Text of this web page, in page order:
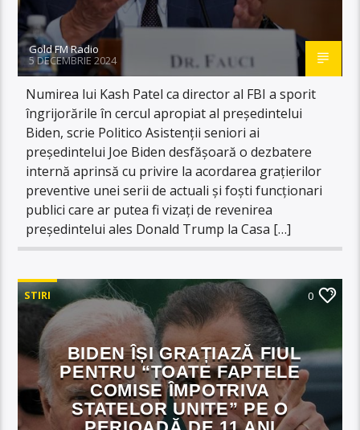
Gold FM Radio
5 DECEMBRIE 2024
Numirea lui Kash Patel ca director al FBI a sporit
îngrijorările în cercul apropiat al președintelui
Biden, scrie Politico Asistenții seniori ai
președintelui Joe Biden desfășoară o dezbatere
internă aprinsă cu privire la acordarea grațierilor
preventive unei serii de actuali și foști funcționari
publici care ar putea fi vizați de revenirea
președintelui ales Donald Trump la Casa […]
STIRI 0
BIDEN ÎȘI GRAȚIAZĂ FIUL
PENTRU “TOATE FAPTELE
COMISE ÎMPOTRIVA
STATELOR UNITE” PE O